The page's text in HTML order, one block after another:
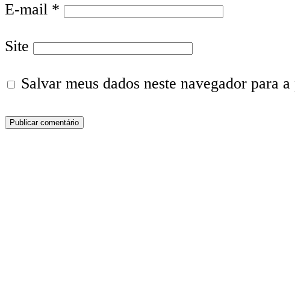
E-mail *
Site
Salvar meus dados neste navegador para